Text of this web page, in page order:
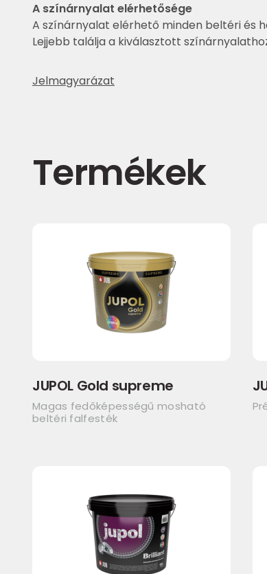
A színárnyalat elérhetősége
A színárnyalat elérhető minden beltéri és
Lejjebb találja a kiválasztott
Jelmagyarázat
Termékek
JUPOL Gold supreme
Magas fedőképességű mosható
beltéri falfesték